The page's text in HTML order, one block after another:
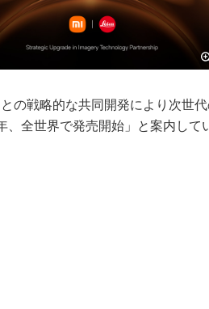
の戦略的な共同開発により次世
全世界で発売開始」と案内して